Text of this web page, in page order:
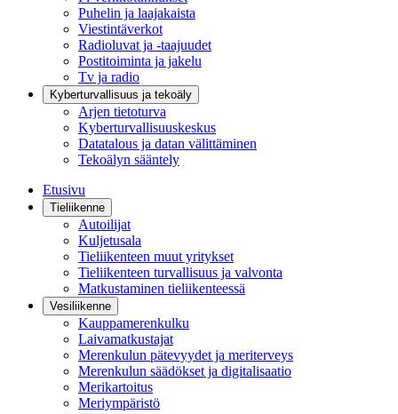
Puhelin ja laajakaista
Viestintäverkot
Radioluvat ja -taajuudet
Postitoiminta ja jakelu
Tv ja radio
Kyberturvallisuus ja tekoäly
Arjen tietoturva
Kyberturvallisuuskeskus
Datatalous ja datan välittäminen
Tekoälyn sääntely
Etusivu
Tieliikenne
Autoilijat
Kuljetusala
Tieliikenteen muut yritykset
Tieliikenteen turvallisuus ja valvonta
Matkustaminen tieliikenteessä
Vesiliikenne
Kauppamerenkulku
Laivamatkustajat
Merenkulun pätevyydet ja meriterveys
Merenkulun säädökset ja digitalisaatio
Merikartoitus
Meriympäristö